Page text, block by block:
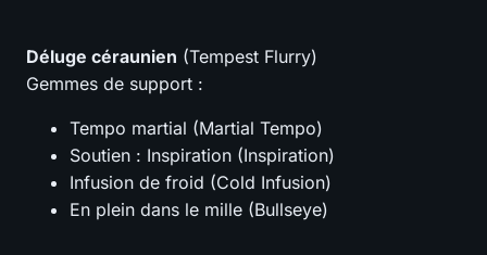
Déluge céraunien (Tempest Flurry)
Gemmes de support :
Tempo martial (Martial Tempo)
Soutien : Inspiration (Inspiration)
Infusion de froid (Cold Infusion)
En plein dans le mille (Bullseye)